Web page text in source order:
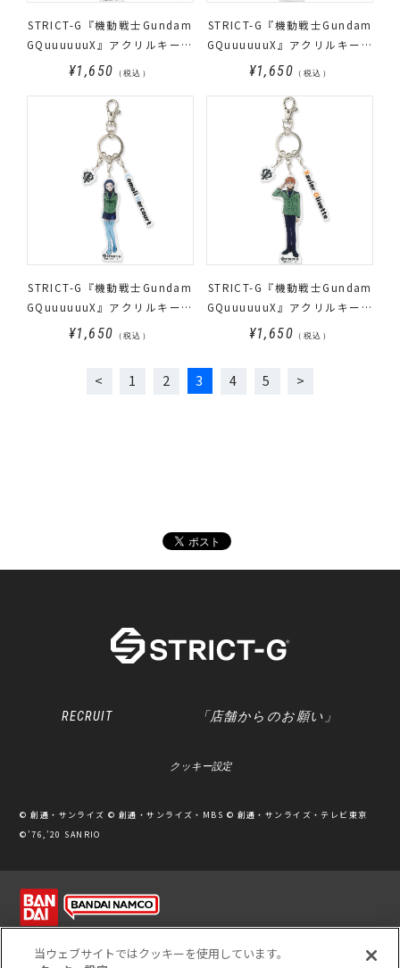
STRICT-G『機動戦士Gundam
GQuuuuuuX』アクリルキーホ
ルダー シャリア・ブル
¥1,650 （税込）
STRICT-G『機動戦士Gundam
GQuuuuuuX』アクリルキーホ
ルダー シャア・アズナブル
¥1,650 （税込）
STRICT-G『機動戦士Gundam
GQuuuuuuX』アクリルキーホ
ルダー コモリ・ハーコート
¥1,650 （税込）
STRICT-G『機動戦士Gundam
GQuuuuuuX』アクリルキーホ
ルダー エグザべ・オリベ
¥1,650 （税込）
1 2 3 4 5
RECRUIT 「店舗からのお願い」
クッキー設定
© 創通・サンライズ © 創通・サンライズ・MBS © 創通・サンライズ・テレビ東京
©’76,’20 SANRIO
当ウェブサイトではクッキーを使用しています。